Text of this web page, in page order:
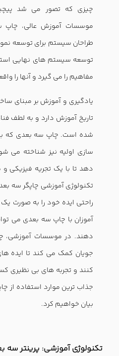
چیزی که تصور می شد
موسسات آموزش عالی،
طراحان سیستم برای توسعه
توسعه سیستم های نهایی
مفاهیم را می گیرد و آنها را
یادگیری و آموزش بر مبنای
تاریخ آموزش دارد و به لطف
شده است. چاپ سه بعدی که با
سازی اولیه نیز شناخته می
دهد تا با یک تجریه فیزیکی
تکنولوژی آموزشی چاپگر سه
راحتی ایده خود را به
آموزان با چاپ سه بعدی می
دهند. در موسسات آموزشی،
جویان کمک می کند تا ایده
کنند و تجربه های بی نظیری
جذاب ترین موارد استفاده از
بیان خواهیم کرد.
تکنولوژی آموزشی: پرینتر